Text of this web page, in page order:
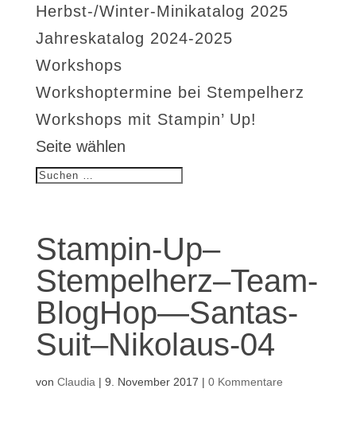
Herbst-/Winter-Minikatalog 2025
Jahreskatalog 2024-2025
Workshops
Workshoptermine bei Stempelherz
Workshops mit Stampin’ Up!
Seite wählen
Stampin-Up–
Stempelherz–Team-
BlogHop—Santas-
Suit–Nikolaus-04
von Claudia | 9. November 2017 | 0 Kommentare